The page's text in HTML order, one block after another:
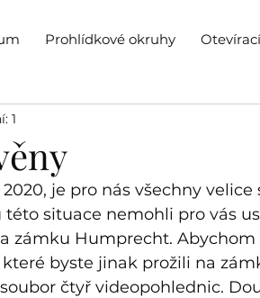
Prohlídkové okruhy
1
je pro nás všechny velice
situace nemohli pro vás
zámku Humprecht. Abychom
byste jinak prožili na
čtyř videopohlednic.